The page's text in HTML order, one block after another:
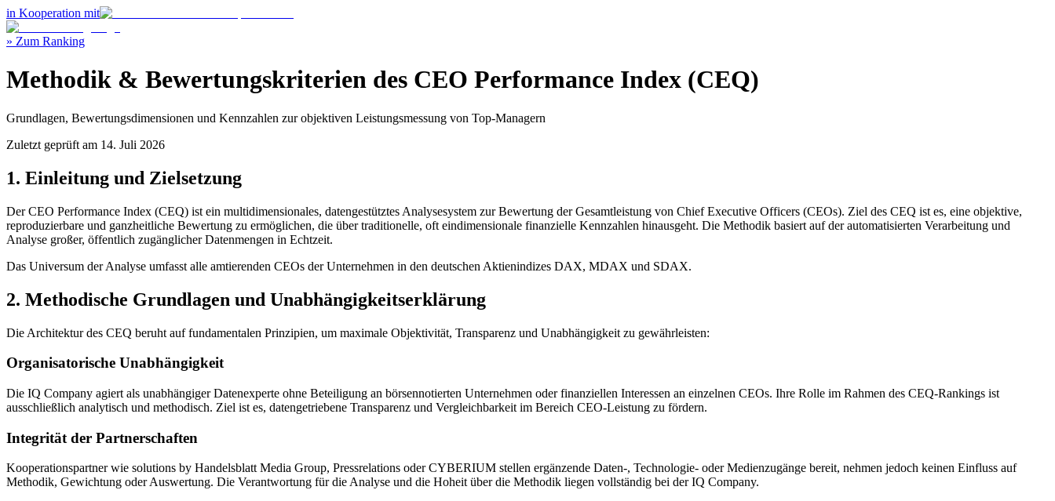
in Kooperation mit
» Zum Ranking
Methodik & Bewertungskriterien des CEO Performance Index (CEQ)
Grundlagen, Bewertungsdimensionen und Kennzahlen zur objektiven Leistungsmessung von Top-Managern
Zuletzt geprüft am 14. Juli 2026
1. Einleitung und Zielsetzung
Der CEO Performance Index (CEQ) ist ein multidimensionales, datengestütztes Analysesystem zur Bewertung der Gesamtleistung von Chief Executive Officers (CEOs). Ziel des CEQ ist es, eine objektive,
reproduzierbare und ganzheitliche Bewertung zu ermöglichen, die über traditionelle, oft eindimensionale finanzielle Kennzahlen hinausgeht. Die Methodik basiert auf der automatisierten Verarbeitung und
Analyse großer, öffentlich zugänglicher Datenmengen in Echtzeit.
Das Universum der Analyse umfasst alle amtierenden CEOs der Unternehmen in den deutschen Aktienindizes DAX, MDAX und SDAX.
2. Methodische Grundlagen und Unabhängigkeitserklärung
Die Architektur des CEQ beruht auf fundamentalen Prinzipien, um maximale Objektivität, Transparenz und Unabhängigkeit zu gewährleisten:
Organisatorische Unabhängigkeit
Die IQ Company agiert als unabhängiger Datenexperte ohne Beteiligung an börsennotierten Unternehmen oder finanziellen Interessen an einzelnen CEOs. Ihre Rolle im Rahmen des CEQ-Rankings ist
ausschließlich analytisch und methodisch. Ziel ist es, datengetriebene Transparenz und Vergleichbarkeit im Bereich CEO-Leistung zu fördern.
Integrität der Partnerschaften
Kooperationspartner wie solutions by Handelsblatt Media Group, Pressrelations oder CYBERIUM stellen ergänzende Daten-, Technologie- oder Medienzugänge bereit, nehmen jedoch keinen Einfluss auf
Methodik, Gewichtung oder Auswertung. Die Verantwortung für die Analyse und die Hoheit über die Methodik liegen vollständig bei der IQ Company.